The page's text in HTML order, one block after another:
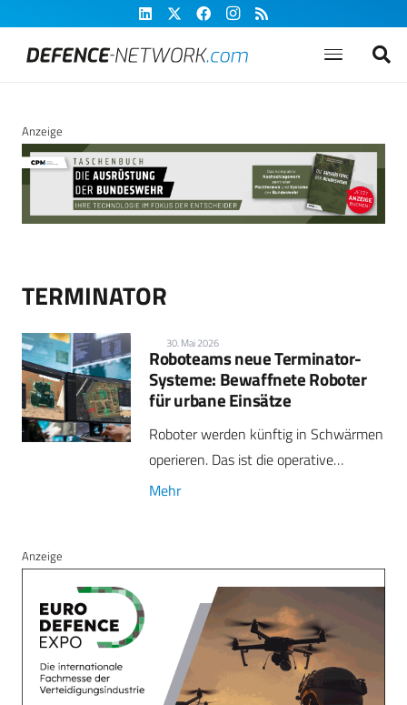
Anzeige
TERMINATOR
30. Mai 2026
Roboteams neue Terminator-
Systeme: Bewaffnete Roboter
für urbane Einsätze
Roboter werden künftig in Schwärmen
operieren. Das ist die operative…
Mehr
Anzeige